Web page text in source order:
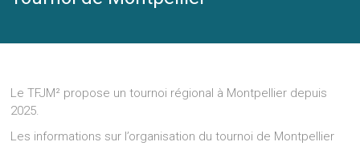
Le TFJM² propose un tournoi régional à Montpellier depuis
2025.
Les informations sur l’organisation du tournoi de Montpellier